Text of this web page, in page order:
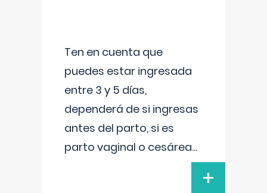
Ten en cuenta que
puedes estar ingresada
entre 3 y 5 días,
dependerá de si ingresas
antes del parto, si es
parto vaginal o cesárea...
+